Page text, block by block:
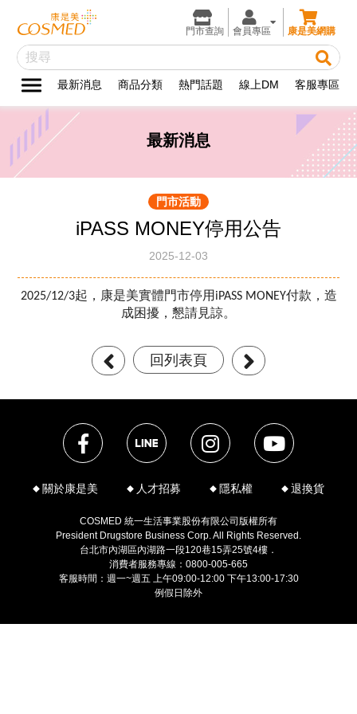
門市查詢 會員專區 康是美網購
最新消息 商品分類 熱門話題 線上DM 客服專區
最新消息
門市活動
iPASS MONEY停用公告
2025-12-03
2025/12/3起，康是美實體門市停用iPASS MONEY付款，造
成困擾，懇請見諒。
回列表頁
關於康是美 人才招募 隱私權 退換貨
COSMED 統一生活事業股份有限公司版權所有
President Drugstore Business Corp. All Rights Reserved.
台北市內湖區內湖路一段120巷15弄25號4樓．
消費者服務專線：0800-005-665
客服時間：週一~週五 上午09:00-12:00 下午13:00-17:30
例假日除外